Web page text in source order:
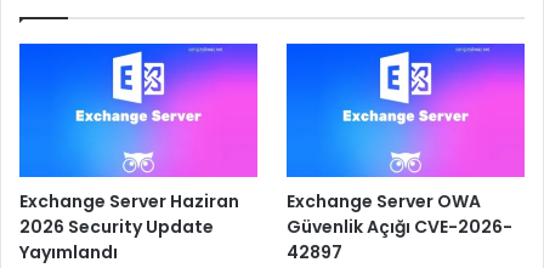
Exchange Server Haziran
2026 Security Update
Yayımlandı
Exchange Server OWA
Güvenlik Açığı CVE-2026-
42897